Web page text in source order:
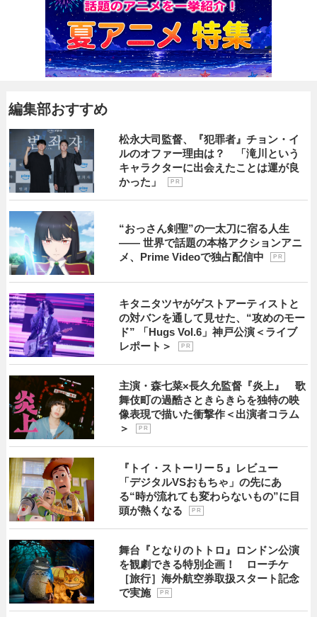
編集部おすすめ
松永大司監督、『犯罪者』チョン・イ
ルのオファー理由は？ 「滝川という
キャラクターに出会えたことは運が良
かった」
P R
“おっさん剣聖”の一太刀に宿る人生
―― 世界で話題の本格アクションアニ
メ、Prime Videoで独占配信中
P R
キタニタツヤがゲストアーティストと
の対バンを通して見せた、“攻めのモー
ド” 「Hugs Vol.6」神戸公演＜ライブ
レポート＞
P R
主演・森七菜×長久允監督『炎上』 歌
舞伎町の過酷さときらきらを独特の映
像表現で描いた衝撃作＜出演者コラム
＞
P R
『トイ・ストーリー５』レビュー
「デジタルVSおもちゃ」の先にあ
る“時が流れても変わらないもの”に目
頭が熱くなる
P R
舞台『となりのトトロ』ロンドン公演
を観劇できる特別企画！ ローチケ
［旅行］海外航空券取扱スタート記念
で実施
P R